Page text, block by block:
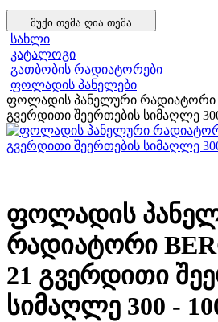
მუქი თემა ღია თემა
სახლი
კატალოგი
გათბობის რადიატორები
ფოლადის პანელები
ფოლადის პანელური რადიატორი
გვერდითი შეერთების სიმაღლე
ფოლადის
რადიატორი
21 გვერდითი
სიმაღლე 300 -